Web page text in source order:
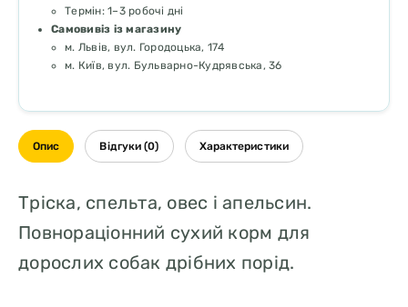
Термін: 1–3 робочі дні
Самовивіз із магазину
м. Львів, вул. Городоцька, 174
м. Київ, вул. Бульварно-Кудрявська, 36
Опис Відгуки (0) Характеристики
Тріска, спельта, овес і апельсин.
Повнораціонний сухий корм для
дорослих собак дрібних порід.